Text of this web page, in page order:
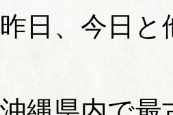
昨日、今日と